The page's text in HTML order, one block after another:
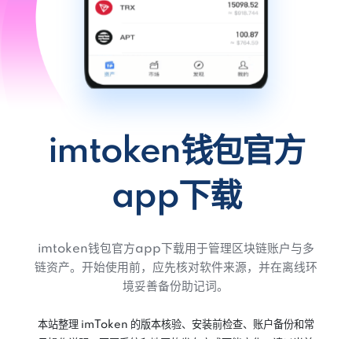
imtoken钱包官方
app下载
imtoken钱包官方app下载用于管理区块链账户与多
链资产。开始使用前，应先核对软件来源，并在离线环
境妥善备份助记词。
本站整理 imToken 的版本核验、安装前检查、账户备份和常